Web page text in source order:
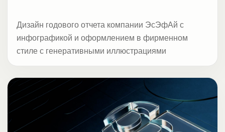
Дизайн годового отчета компании ЭсЭфАй с
инфографикой и оформлением в фирменном
стиле с генеративными иллюстрациями